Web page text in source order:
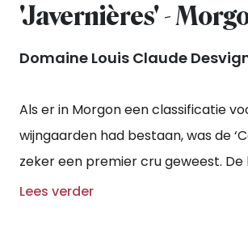
'Javernières' -
Domaine Louis Claude
Als er in Morgon een classificatie
wijngaarden had bestaan, was de
zeker een premier cru geweest. De
perfect, op de côteau, met een
Lees verder